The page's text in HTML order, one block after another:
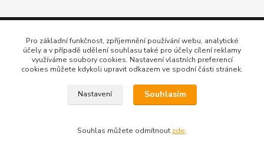
Pro základní funkčnost, zpříjemnění používání webu, analytické
účely a v případě udělení souhlasu také pro účely cílení reklamy
využíváme soubory cookies. Nastavení vlastních preferencí
cookies můžete kdykoli upravit odkazem ve spodní části stránek.
Nastavení Souhlasím
Souhlas můžete odmítnout zde.